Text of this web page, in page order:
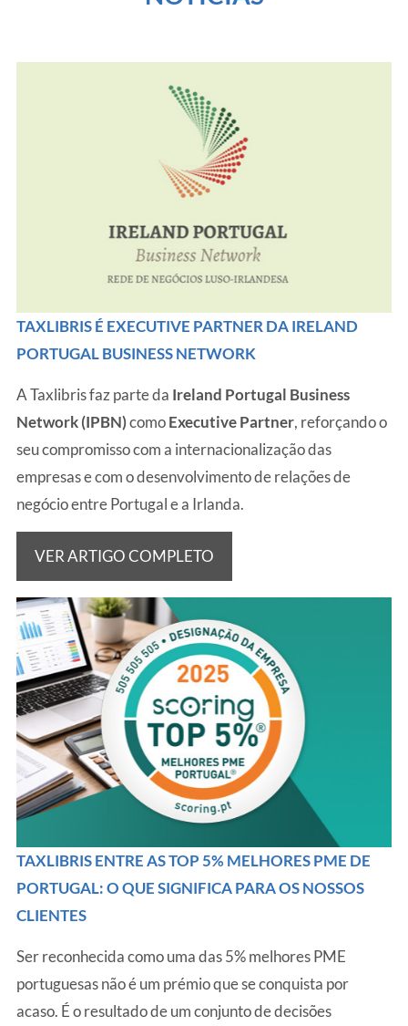
TAXLIBRIS É EXECUTIVE PARTNER DA IRELAND
PORTUGAL BUSINESS NETWORK
A Taxlibris faz parte da Ireland Portugal Business
Network (IPBN)comoExecutive Partner, reforçando o
seu compromisso com a internacionalização das
empresas e com o desenvolvimento de relações de
negócio entre Portugal e a Irlanda.
VER ARTIGO COMPLETO
TAXLIBRIS ENTRE AS TOP 5% MELHORES PME DE
PORTUGAL: O QUE SIGNIFICA PARA OS NOSSOS
CLIENTES
Ser reconhecida como uma das 5% melhores PME
portuguesas não é um prémio que se conquista por
acaso. É o resultado de um conjunto de decisões